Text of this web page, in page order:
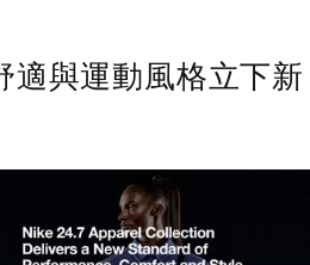
適與運動風格立下新